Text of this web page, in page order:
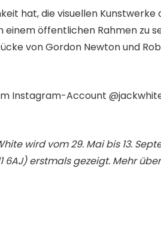
hat, die visuellen Kunstwerke
öffentlichen Rahmen zu
von Gordon Newton und
Instagram-Account
White wird vom 29. Mai bis 13.
6AJ) erstmals gezeigt. Mehr